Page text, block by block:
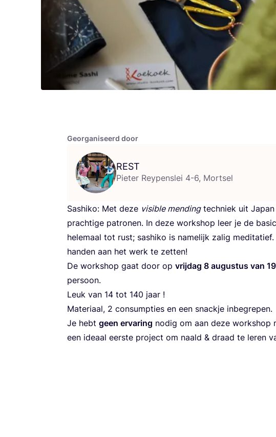
Georganiseerd door
REST
Pieter Reypenslei 4-6, Mortsel
Sas­hi­ko: Met deze visi­ble men­dingtech­niek uit
prach­ti­ge patro­nen. In deze work­shop leer je de
hele­maal tot rust; sas­hi­ko is name­lijk zalig
han­den aan het werk te zetten!
De work­shop gaat door op vrij­dag 8 augus­tus van 19
persoon.
Leuk van 14 tot 140 jaar !
Mate­ri­aal, 2 con­sump­ties en een snack­je inbegrepen.
Je hebt geen erva­ring nodig om aan deze work­shop
een ide­aal eer­ste pro­ject om naald & draad te leren